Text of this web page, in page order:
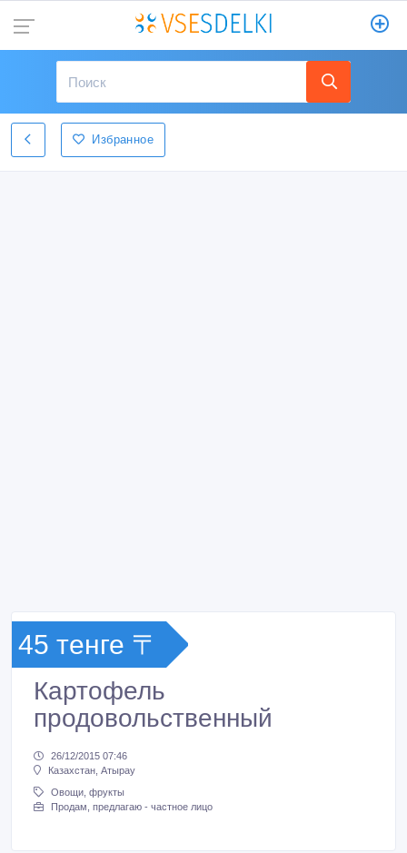
Избранное
45 тенге 〒
Картофель
продовольственный
26/12/2015 07:46
Казахстан, Атырау
Овощи, фрукты
Продам, предлагаю - частное лицо